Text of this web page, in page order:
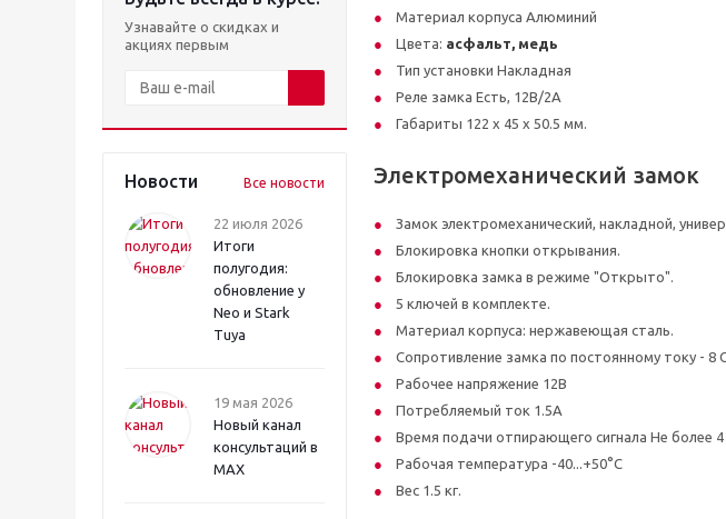
Узнавайте о скидках и
акциях первым
Новости Все новости
22 июля 2026
Итоги
полугодия:
обновление у
Neo и Stark
Tuya
19 мая 2026
Новый канал
консультаций в
MAX
Материал корпуса Алюминий
Цвета: асфальт, медь
Тип установки Накладная
Реле замка Есть, 12В/2А
Габариты 122 x 45 x 50.5 мм.
Электромеханический замок
Замок электромеханический, накладной,
Блокировка кнопки открывания.
Блокировка замка в режиме "Открыто".
5 ключей в комплекте.
Материал корпуса: нержавеющая сталь.
Сопротивление замка по постоянному току - 8
Рабочее напряжение 12В
Потребляемый ток 1.5А
Время подачи отпирающего сигнала Не более 4
Рабочая температура -40...+50°C
Вес 1.5 кг.